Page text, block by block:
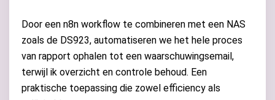
Door een n8n workflow te combineren met een NAS
zoals de DS923, automatiseren we het hele proces
van rapport ophalen tot een waarschuwingsemail,
terwijl ik overzicht en controle behoud. Een
praktische toepassing die zowel efficiency als